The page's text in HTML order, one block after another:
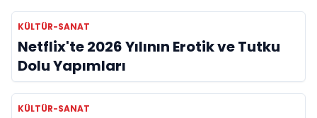
KÜLTÜR-SANAT
Netflix'te 2026 Yılının Erotik ve Tutku
Dolu Yapımları
KÜLTÜR-SANAT